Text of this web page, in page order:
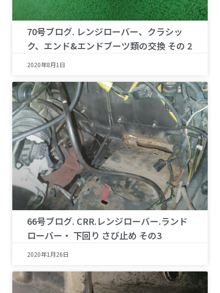
70号ブログ. レンジローバー、クラシッ
ク、エンド&エンドブーツ類の交換 その 2
2020年8月1日
66号ブログ. CRR.レンジローバー.ランド
ローバー・ 下回り さび止め その3
2020年1月26日